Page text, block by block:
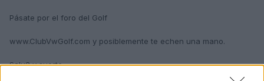
Pásate por el foro del Golf
www.ClubVwGolf.com y posiblemente te echen una mano.
Salu2 y suerte